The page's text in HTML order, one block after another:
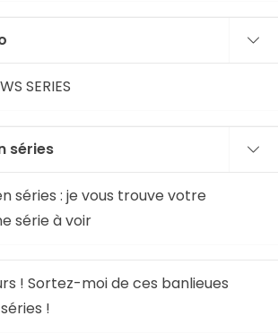
SERIES
séries
séries : je vous trouve votre
série à voir
! Sortez-moi de ces banlieues
!